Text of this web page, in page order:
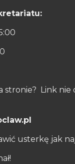
stronie? Link nie
usterkę jak